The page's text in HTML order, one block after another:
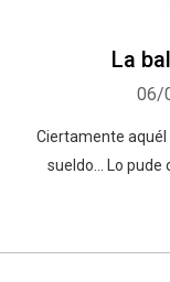
La
06/
Ciertamente
sueldo... Lo